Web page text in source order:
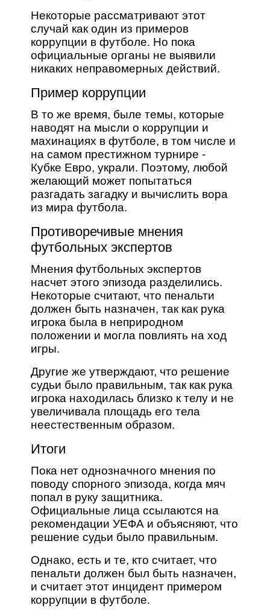
Некоторые рассматривают этот
случай как один из примеров
коррупции в футболе. Но пока
официальные органы не выявили
никаких неправомерных действий.
Пример коррупции
В то же время, быле темы, которые
наводят на мысли о коррупции и
махинациях в футболе, в том числе и
на самом престижном турнире -
Кубке Евро, украли. Поэтому, любой
желающий может попытаться
разгадать загадку и вычислить вора
из мира футбола.
Противоречивые мнения
футбольных экспертов
Мнения футбольных экспертов
насчет этого эпизода разделились.
Некоторые считают, что пенальти
должен быть назначен, так как рука
игрока была в неприродном
положении и могла повлиять на ход
игры.
Другие же утверждают, что решение
судьи было правильным, так как рука
игрока находилась близко к телу и не
увеличивала площадь его тела
неестественным образом.
Итоги
Пока нет однозначного мнения по
поводу спорного эпизода, когда мяч
попал в руку защитника.
Официальные лица ссылаются на
рекомендации УЕФА и объясняют, что
решение судьи было правильным.
Однако, есть и те, кто считает, что
пенальти должен был быть назначен,
и считает этот инцидент примером
коррупции в футболе.